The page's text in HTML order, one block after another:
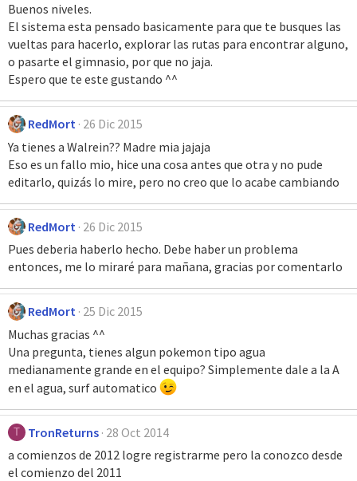
Buenos niveles.
El sistema esta pensado basicamente para que te busques las
vueltas para hacerlo, explorar las rutas para encontrar alguno,
o pasarte el gimnasio, por que no jaja.
Espero que te este gustando ^^
RedMort 26 Dic 2015
Ya tienes a Walrein?? Madre mia jajaja
Eso es un fallo mio, hice una cosa antes que otra y no pude
editarlo, quizás lo mire, pero no creo que lo acabe cambiando
RedMort 26 Dic 2015
Pues deberia haberlo hecho. Debe haber un problema
entonces, me lo miraré para mañana, gracias por comentarlo
RedMort 25 Dic 2015
Muchas gracias ^^
Una pregunta, tienes algun pokemon tipo agua
medianamente grande en el equipo? Simplemente dale a la A
en el agua, surf automatico
T TronReturns 28 Oct 2014
a comienzos de 2012 logre registrarme pero la conozco desde
el comienzo del 2011